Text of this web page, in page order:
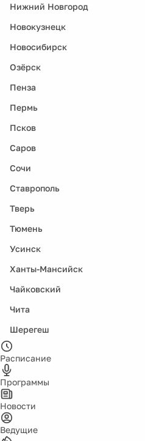
Нижний Новгород
Новокузнецк
Новосибирск
Озёрск
Пенза
Пермь
Псков
Саров
Сочи
Ставрополь
Тверь
Тюмень
Усинск
Ханты-Мансийск
Чайковский
Чита
Шерегеш
Расписание
Программы
Новости
Ведущие